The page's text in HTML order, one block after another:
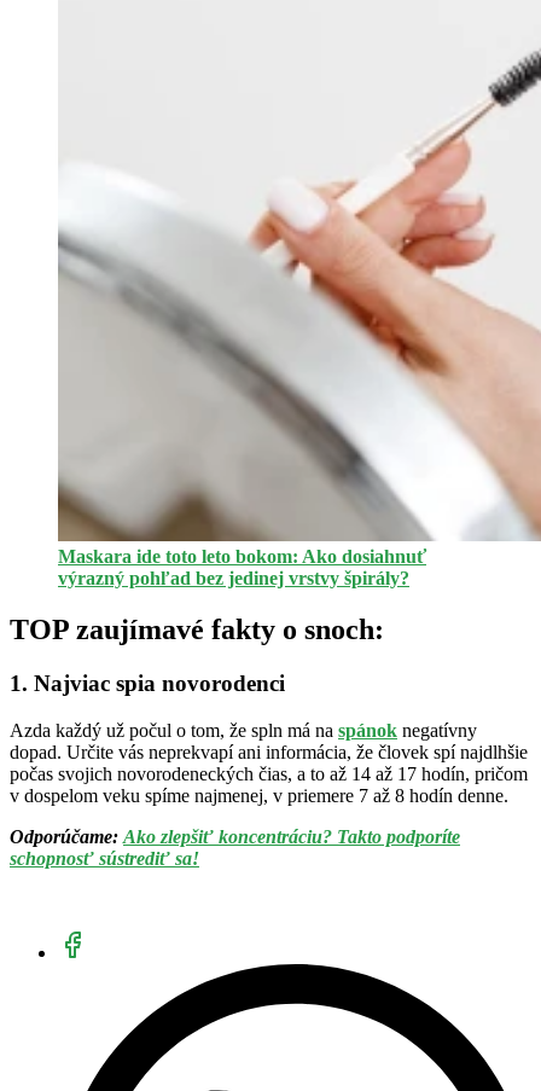
Maskara ide toto leto bokom: Ako dosiahnuť
výrazný pohľad bez jedinej vrstvy špirály?
TOP zaujímavé fakty o snoch:
1. Najviac spia novorodenci
Azda každý už počul o tom, že spln má na spánok negatívny
dopad. Určite vás neprekvapí ani informácia, že človek spí najdlhšie
počas svojich novorodeneckých čias, a to až 14 až 17 hodín, pričom
v dospelom veku spíme najmenej, v priemere 7 až 8 hodín denne.
Odporúčame: Ako zlepšiť koncentráciu? Takto podporíte
schopnosť sústrediť sa!